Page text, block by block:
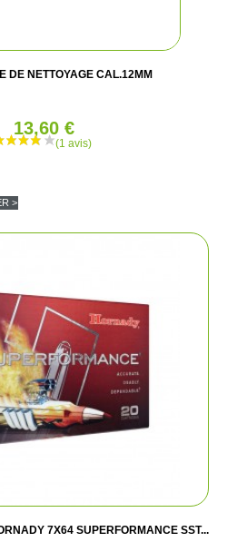
DE NETTOYAGE CAL.12MM
13,60 €
>
7X64 SUPERFORMANCE SST...